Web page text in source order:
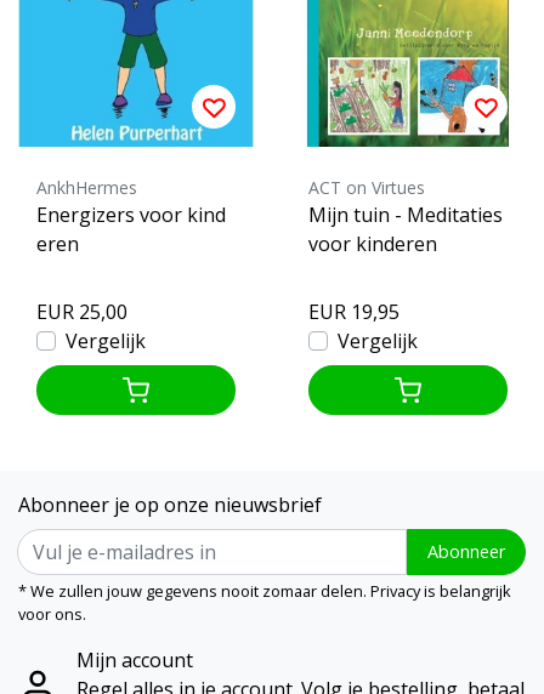
AnkhHermes
Energizers voor kind
eren
EUR 25,00
Vergelijk
ACT on Virtues
Mijn tuin - Meditaties
voor kinderen
EUR 19,95
Vergelijk
Abonneer je op onze nieuwsbrief
Abonneer
* We zullen jouw gegevens nooit zomaar delen. Privacy is belangrijk
voor ons.
Mijn account